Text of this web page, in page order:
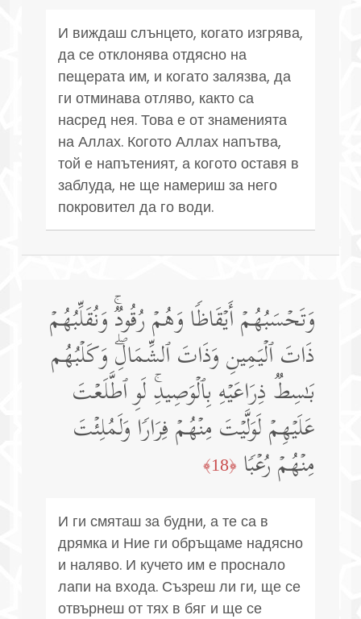
И виждаш слънцето, когато изгрява,
да се отклонява отдясно на
пещерата им, и когато залязва, да
ги отминава отляво, както са
насред нея. Това е от знаменията
на Аллах. Когото Аллах напътва,
той е напътеният, а когото оставя в
заблуда, не ще намериш за него
покровител да го води.
وَتَحۡسَبُهُمۡ أَیۡقَاظࣰا وَهُمۡ رُقُودࣱۚ وَنُقَلِّبُهُمۡ
ذَاتَ ٱلۡیَمِینِ وَذَاتَ ٱلشِّمَالِۖ وَكَلۡبُهُم
بَـٰسِطࣱ ذِرَاعَیۡهِ بِٱلۡوَصِیدِۚ لَوِ ٱطَّلَعۡتَ
عَلَیۡهِمۡ لَوَلَّیۡتَ مِنۡهُمۡ فِرَارࣰا وَلَمُلِئۡتَ
مِنۡهُمۡ رُعۡبࣰا ﴿18﴾
И ги смяташ за будни, а те са в
дрямка и Ние ги обръщаме надясно
и наляво. И кучето им е проснало
лапи на входа. Съзреш ли ги, ще се
отвърнеш от тях в бяг и ще се